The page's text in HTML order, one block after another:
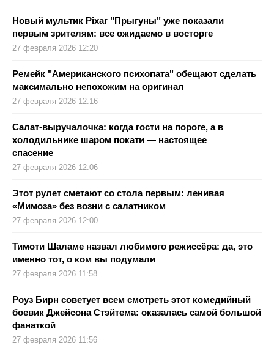
Новый мультик Pixar "Прыгуны" уже показали
первым зрителям: все ожидаемо в восторге
27 февраля 2026 12:20
Ремейк "Американского психопата" обещают сделать
максимально непохожим на оригинал
27 февраля 2026 12:16
Салат-выручалочка: когда гости на пороге, а в
холодильнике шаром покати — настоящее
спасение
27 февраля 2026 12:06
Этот рулет сметают со стола первым: ленивая
«Мимоза» без возни с салатником
27 февраля 2026 12:00
Тимоти Шаламе назвал любимого режиссёра: да, это
именно тот, о ком вы подумали
27 февраля 2026 11:58
Роуз Бирн советует всем смотреть этот комедийный
боевик Джейсона Стэйтема: оказалась самой большой
фанаткой
27 февраля 2026 11:56